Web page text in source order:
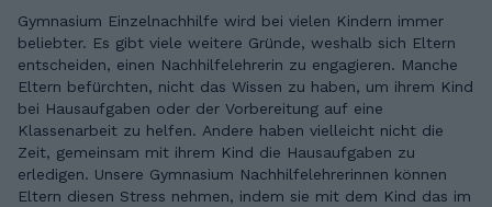
Gymnasium Einzelnachhilfe wird bei vielen Kindern immer
beliebter. Es gibt viele weitere Gründe, weshalb sich Eltern
entscheiden, einen Nachhilfelehrerin zu engagieren. Manche
Eltern befürchten, nicht das Wissen zu haben, um ihrem Kind
bei Hausaufgaben oder der Vorbereitung auf eine
Klassenarbeit zu helfen. Andere haben vielleicht nicht die
Zeit, gemeinsam mit ihrem Kind die Hausaufgaben zu
erledigen. Unsere Gymnasium Nachhilfelehrerinnen können
Eltern diesen Stress nehmen, indem sie mit dem Kind das im